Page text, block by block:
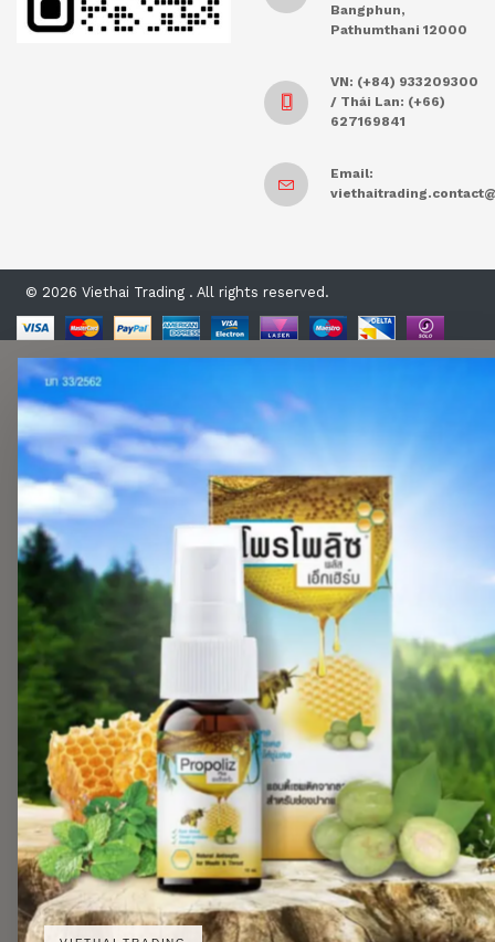
Bangphun,
Pathumthani 12000
VN: (+84) 933209300
/ Thái Lan: (+66)
627169841
Email:
© 2026 Viethai Trading . All rights reserved.